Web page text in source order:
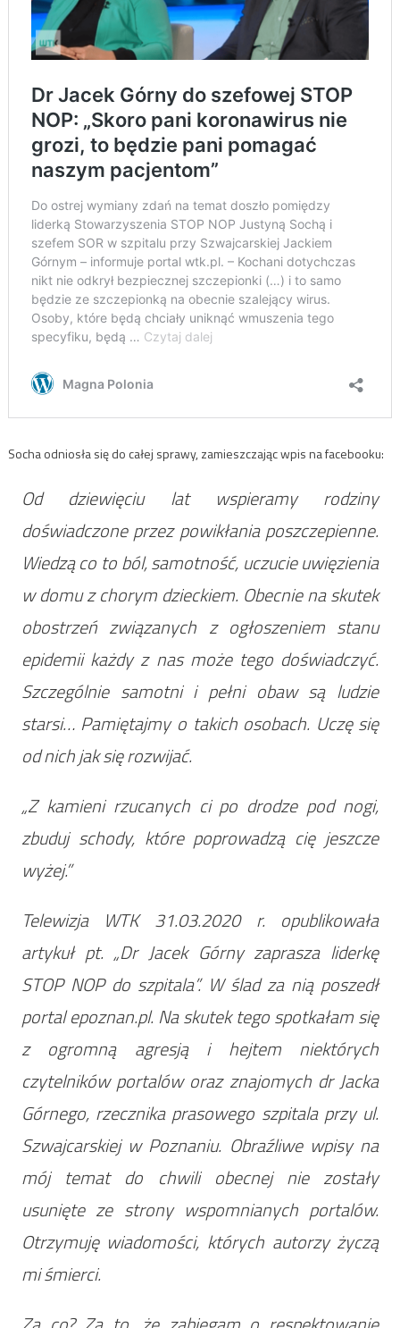
Socha odniosła się do całej sprawy, zamieszczając wpis na facebooku:
Od dziewięciu lat wspieramy rodziny
doświadczone przez powikłania poszczepienne.
Wiedzą co to ból, samotność, uczucie uwięzienia
w domu z chorym dzieckiem. Obecnie na skutek
obostrzeń związanych z ogłoszeniem stanu
epidemii każdy z nas może tego doświadczyć.
Szczególnie samotni i pełni obaw są ludzie
starsi… Pamiętajmy o takich osobach. Uczę się
od nich jak się rozwijać.
„Z kamieni rzucanych ci po drodze pod nogi,
zbuduj schody, które poprowadzą cię jeszcze
wyżej.”
Telewizja WTK 31.03.2020 r. opublikowała
artykuł pt. „Dr Jacek Górny zaprasza liderkę
STOP NOP do szpitala”. W ślad za nią poszedł
portal epoznan.pl. Na skutek tego spotkałam się
z ogromną agresją i hejtem niektórych
czytelników portalów oraz znajomych dr Jacka
Górnego, rzecznika prasowego szpitala przy ul.
Szwajcarskiej w Poznaniu. Obraźliwe wpisy na
mój temat do chwili obecnej nie zostały
usunięte ze strony wspomnianych portalów.
Otrzymuję wiadomości, których autorzy życzą
mi śmierci.